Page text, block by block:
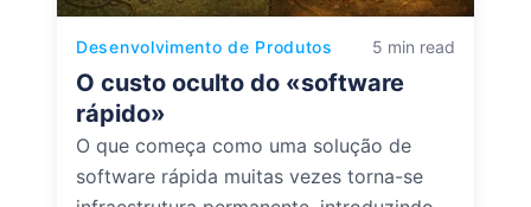
Desenvolvimento de Produtos 5 min read
O custo oculto do «software
rápido»
O que começa como uma solução de
software rápida muitas vezes torna-se